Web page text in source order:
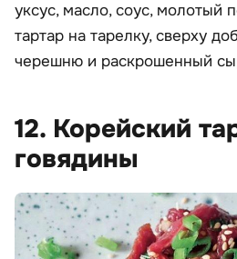
уксус, масло, соус, молотый
тартар на тарелку, сверху
черешню и раскрошенный
12. Корейский
говядины